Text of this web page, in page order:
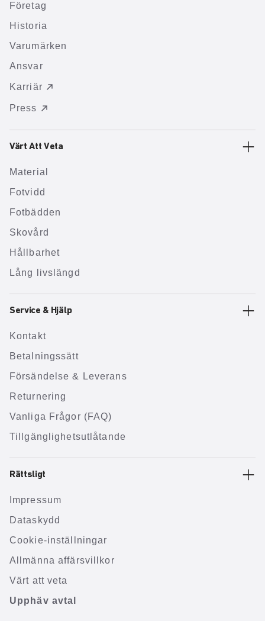
Företag
Historia
Varumärken
Ansvar
Karriär
Press
Värt Att Veta
Material
Fotvidd
Fotbädden
Skovård
Hållbarhet
Lång livslängd
Service & Hjälp
Kontakt
Betalningssätt
Försändelse & Leverans
Returnering
Vanliga Frågor (FAQ)
Tillgänglighetsutlåtande
Rättsligt
Impressum
Dataskydd
Cookie-inställningar
Allmänna affärsvillkor
Värt att veta
Upphäv avtal